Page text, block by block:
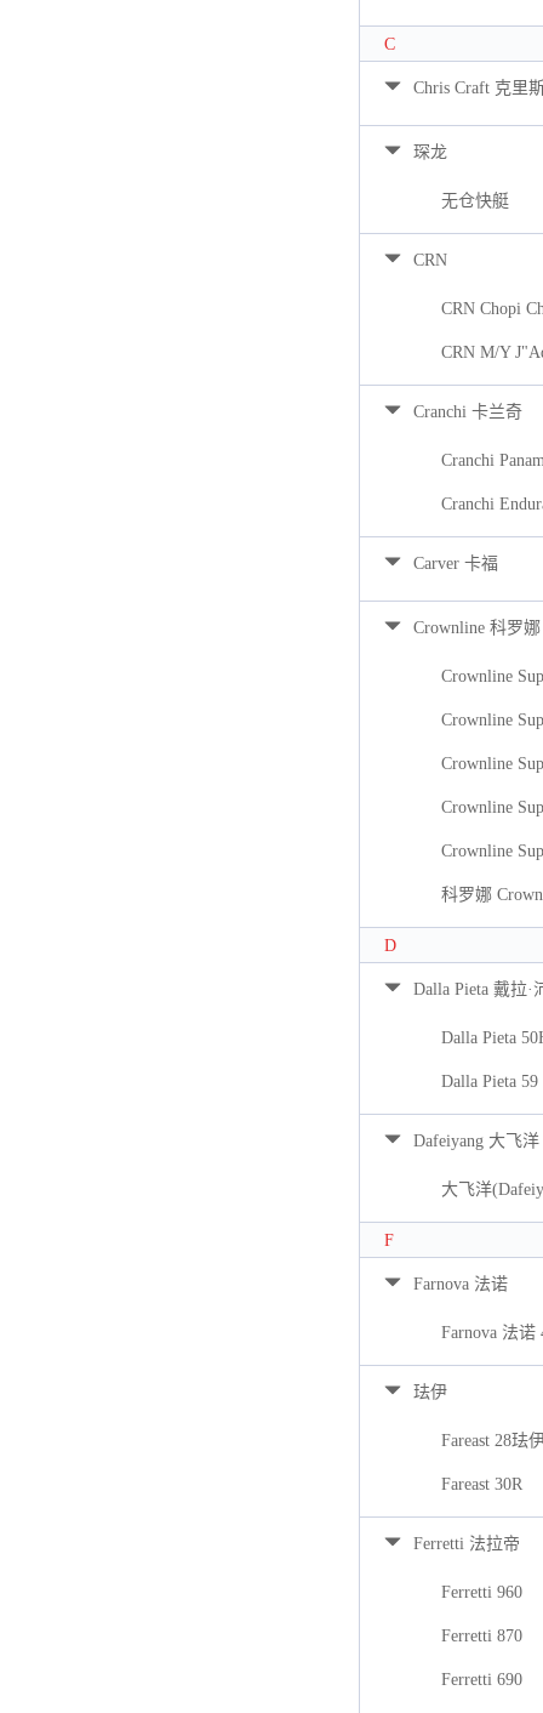
C
Chris Craft 克里
琛龙
无仓快艇
CRN
CRN Chopi
CRN M/Y
Cranchi 卡兰奇
Cranchi
Cranchi
Carver 卡福
Crownline 科罗娜
Crownline
Crownline
Crownline
Crownline
Crownline
科罗娜
D
Dalla Pieta 戴拉·
Dalla Pieta
Dalla Pieta 59
Dafeiyang 大飞洋
大飞洋
F
Farnova 法诺
Farnova 法诺
珐伊
Fareast 28珐
Fareast 30R
Ferretti 法拉帝
Ferretti 960
Ferretti 870
Ferretti 690